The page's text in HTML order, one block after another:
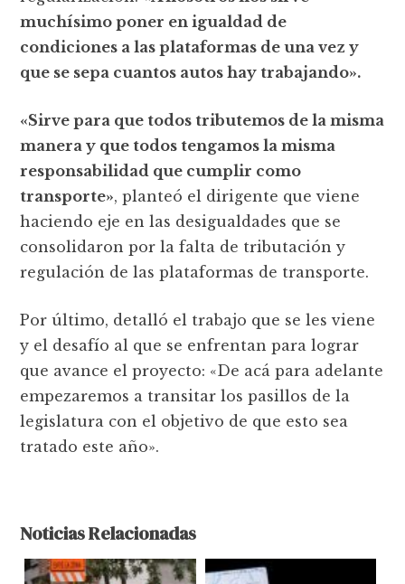
muchísimo poner en igualdad de
condiciones a las plataformas de una vez y
que se sepa cuantos autos hay trabajando».
«Sirve para que todos tributemos de la misma
manera y que todos tengamos la misma
responsabilidad que cumplir como
transporte», planteó el dirigente que viene
haciendo eje en las desigualdades que se
consolidaron por la falta de tributación y
regulación de las plataformas de transporte.
Por último, detalló el trabajo que se les viene
y el desafío al que se enfrentan para lograr
que avance el proyecto: «De acá para adelante
empezaremos a transitar los pasillos de la
legislatura con el objetivo de que esto sea
tratado este año».
Noticias Relacionadas